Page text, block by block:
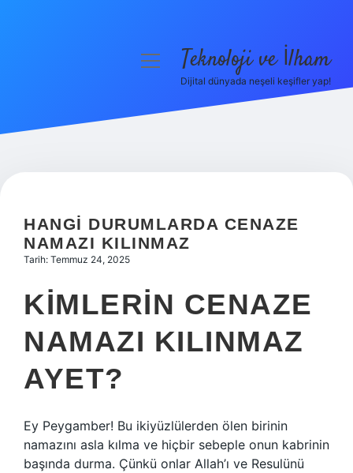
Hakkımızda
menüyüTeknoloji ve İlham
Dijital dünyada neşeli keşifler yap!
HANGI DURUMLARDA CENAZE
NAMAZI KILINMAZ
Tarih: Temmuz 24, 2025
KIMLERIN CENAZE
NAMAZI KILINMAZ
AYET?
Ey Peygamber! Bu ikiyüzlülerden ölen birinin
namazını asla kılma ve hiçbir sebeple onun kabrinin
başında durma. Çünkü onlar Allah’ı ve Resulünü